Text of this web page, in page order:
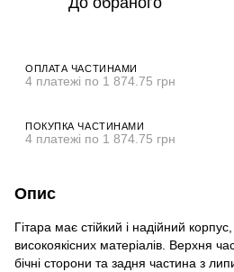
ОПЛАТА ЧАСТИНАМИ
4 платежі по 1 874.75 грн
ПОКУПКА ЧАСТИНАМИ
4 платежі по 1 874.75 грн
Опис
Гітара має стійкий і надійний
високоякісних матеріалів. Верхня
бічні сторони та задня частина з